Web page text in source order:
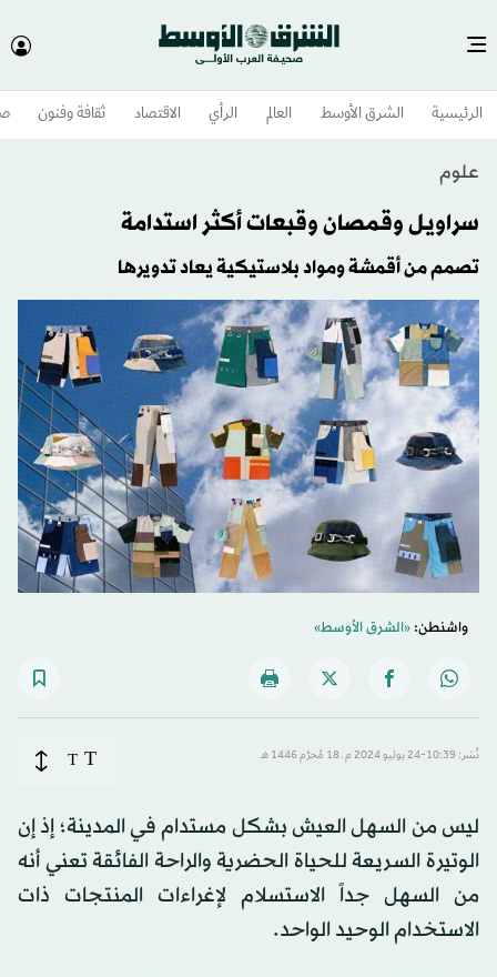
الرئيسية الشرق الأوسط​ العالم الرأي الاقتصاد ثقافة وفنون
علوم
سراويل وقمصان وقبعات أكثر استدامة
تصمم من أقمشة ومواد بلاستيكية يعاد تدويرها
واشنطن:«الشرق الأوسط»
نُشر: 10:39-24 يوليو 2024 م ـ 18 مُحرَّم 1446 هـ T
T
ليس من السهل العيش بشكل مستدام في المدينة؛ إذ إن
الوتيرة السريعة للحياة الحضرية والراحة الفائقة تعني أنه
من السهل جداً الاستسلام لإغراءات المنتجات ذات
الاستخدام الوحيد الواحد.